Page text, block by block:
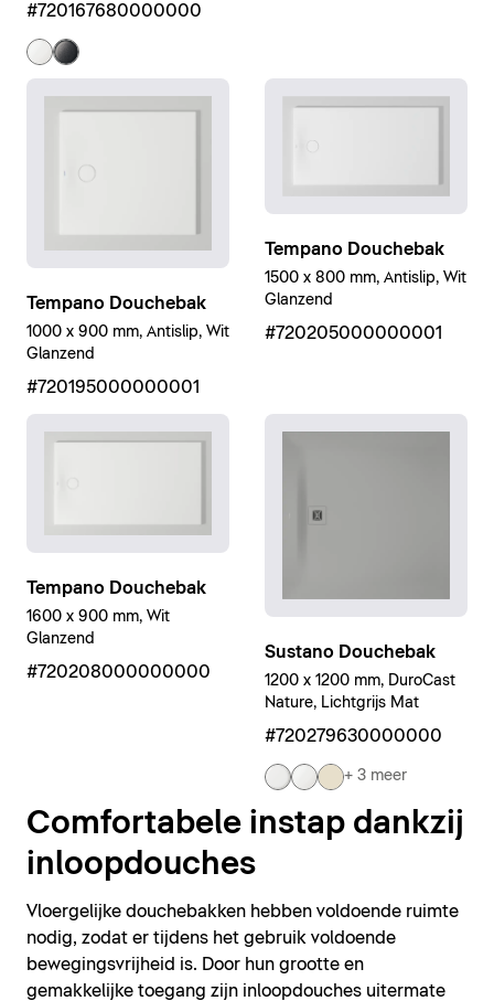
#720167680000000
Tempano Douchebak
1000 x 900 mm, Antislip, Wit
Glanzend
#720195000000001
Tempano Douchebak
1500 x 800 mm, Antislip, Wit
Glanzend
#720205000000001
Tempano Douchebak
1600 x 900 mm, Wit
Glanzend
#720208000000000
Sustano Douchebak
1200 x 1200 mm, DuroCast
Nature, Lichtgrijs Mat
#720279630000000
+ 3 meer
Comfortabele instap dankzij
inloopdouches
Vloergelijke douchebakken hebben voldoende ruimte
nodig, zodat er tijdens het gebruik voldoende
bewegingsvrijheid is. Door hun grootte en
gemakkelijke toegang zijn inloopdouches uitermate